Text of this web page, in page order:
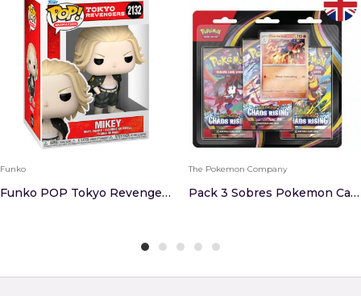
Funko
Funko POP Tokyo Revengers Mikey 2132
The Pokemon Company
Pack 3 Sobres Pokemon Caos Creciente Ingles